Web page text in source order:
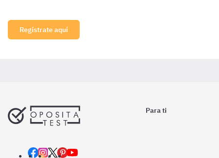
Regístrate aquí
Para ti